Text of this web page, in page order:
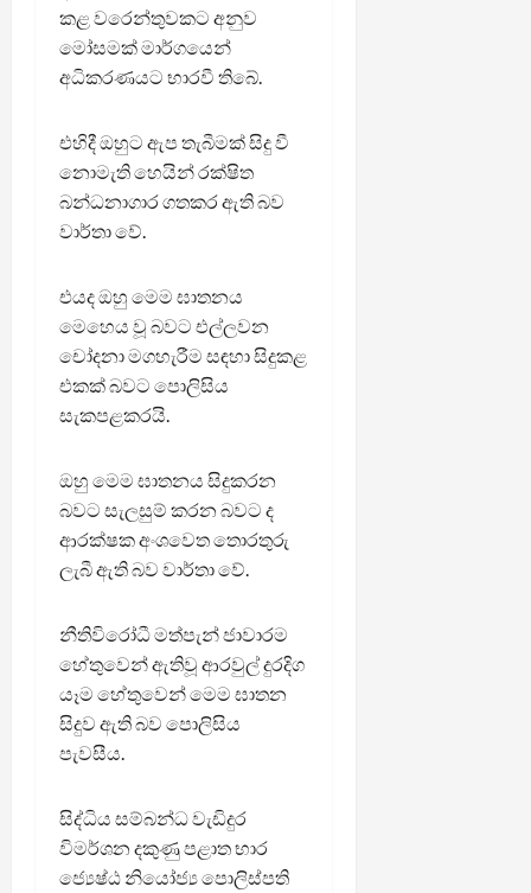
කළ වරෙන්තුවකට අනුව
මෝසමක් මාර්ගයෙන්
අධිකරණයට භාරවී තිබේ.
එහිදී ඔහුට ඇප තැබීමක් සිදු වී
නොමැති හෙයින් රක්ෂිත
බන්ධනාගාර ගතකර ඇති බව
වාර්තා වේ.
එයද ඔහු මෙම ඝාතනය
මෙහෙය වූ බවට එල්ලවන
චෝදනා මගහැරීම සඳහා සිදුකළ
එකක් බවට පොලිසිය
සැකපළකරයි.
ඔහු මෙම ඝාතනය සිදුකරන
බවට සැලසුම් කරන බවට ද
ආරක්ෂක අංශවෙත තොරතුරු
ලැබී ඇති බව වාර්තා වේ.
නීතිවිරෝධී මත්පැන් ජාවාරම
හේතුවෙන් ඇතිවූ ආරවුල් දුරදිග
යෑම හේතුවෙන් මෙම ඝාතන
සිදුව ඇති බව පොලිසිය
පැවසීය.
සිද්ධිය සම්බන්ධ වැඩිදුර
විමර්ශන දකුණු පළාත භාර
ජ්‍යෙෂ්ඨ නියෝජ්‍ය පොලිස්පති